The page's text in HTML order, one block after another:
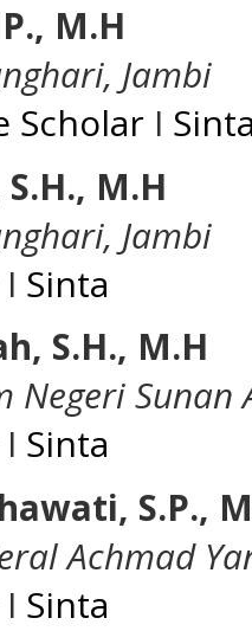
M.H
Jambi
Scholar I
M.H
Jambi
I Sinta
S.H., M.H
Negeri Sunan
I Sinta
S.P.,
Achmad
I Sinta